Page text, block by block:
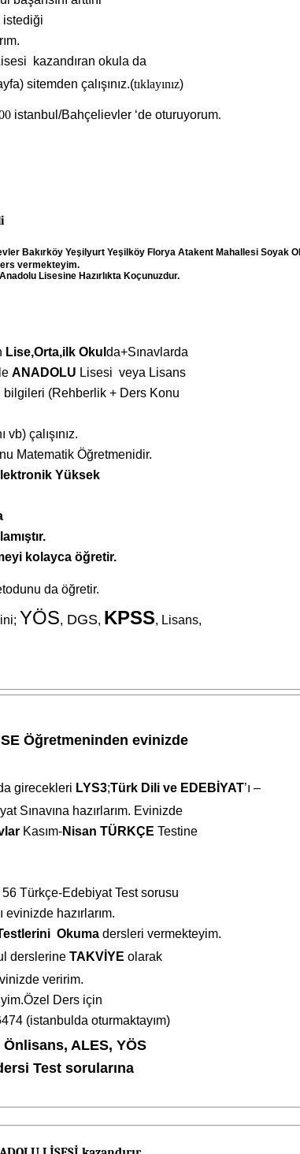
istediği
kazandıran okula da
sitemden çalışınız.(tıklayınız)
istanbul/Bahçelievler ‘de oturuyorum.
Bakırköy Yeşilyurt Yeşilköy Florya Atakent Mahallesi Soyak
vermekteyim.
Lisesine Hazırlıkta Koçunuzdur.
Lise,Orta,ilk Okul da+Sınavlarda
ANADOLU Lisesi veya Lisans
bilgileri (Rehberlik + Ders Konu
vb) çalışınız.
Matematik Öğretmenidir.
Yüksek
kolayca öğretir.
da öğretir.
YÖS, DGS, KPSS, Lisans,
Öğretmeninden evinizde
girecekleri LYS3;Türk Dili ve EDEBİYAT’ı –
Sınavına hazırlarım. Evinizde
Kasım-Nisan TÜRKÇE Testine
56 Türkçe-Edebiyat Test sorusu
evinizde hazırlarım.
Okuma dersleri vermekteyim.
derslerine TAKVİYE olarak
veririm.
Ders için
(istanbulda oturmaktayım)
ALES, YÖS
Test sorularına